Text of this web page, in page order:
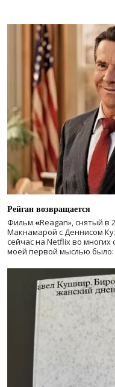
Рейган возвращается
Фильм «Reagan», снятый в
Макнамарой с Деннисом
сейчас на Netflix во многих
моей первой мыслью было: